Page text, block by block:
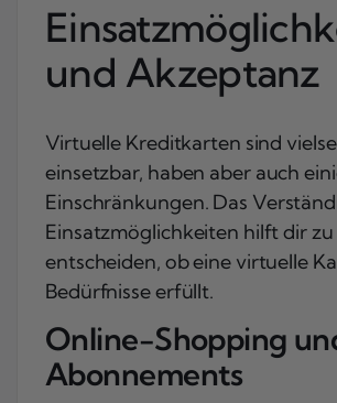
und Akzeptanz
Virtuelle Kreditkarten sind
einsetzbar, haben aber auch
Einschränkungen. Das
Einsatzmöglichkeiten hilft dir zu
entscheiden, ob eine virtuelle
Bedürfnisse erfüllt.
Online-Shopping
Abonnements